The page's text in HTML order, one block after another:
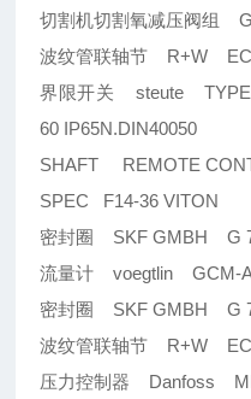
切割机切割氧减压阀组
波纹管联轴节 R+W
界限开关 steute
60 IP65N.DIN40050
SHAFT REMOTE
SPEC F14-36 VITON
密封圈 SKF GMBH G
流量计 voegtlin GCM-
密封圈 SKF GMBH G
波纹管联轴节 R+W
压力控制器 Danfoss